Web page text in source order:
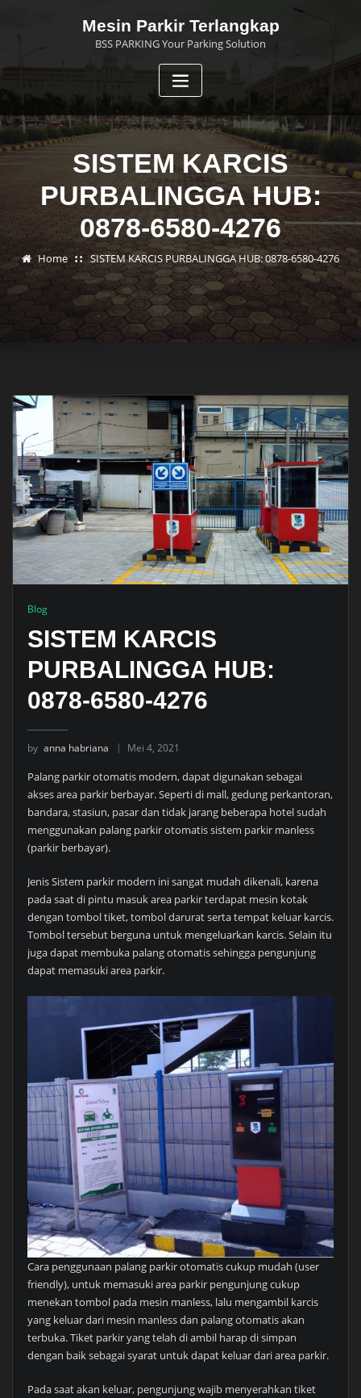
Mesin Parkir Terlangkap
BSS PARKING Your Parking Solution
SISTEM KARCIS
PURBALINGGA HUB:
0878-6580-4276
Home SISTEM KARCIS PURBALINGGA HUB: 0878-6580-4276
Blog
SISTEM KARCIS
PURBALINGGA HUB:
0878-6580-4276
by anna habriana Mei 4, 2021
Palang parkir otomatis modern, dapat digunakan sebagai
akses area parkir berbayar. Seperti di mall, gedung perkantoran,
bandara, stasiun, pasar dan tidak jarang beberapa hotel sudah
menggunakan palang parkir otomatis sistem parkir manless
(parkir berbayar).
Jenis Sistem parkir modern ini sangat mudah dikenali, karena
pada saat di pintu masuk area parkir terdapat mesin kotak
dengan tombol tiket, tombol darurat serta tempat keluar karcis.
Tombol tersebut berguna untuk mengeluarkan karcis. Selain itu
juga dapat membuka palang otomatis sehingga pengunjung
dapat memasuki area parkir.
Cara penggunaan palang parkir otomatis cukup mudah (user
friendly), untuk memasuki area parkir pengunjung cukup
menekan tombol pada mesin manless, lalu mengambil karcis
yang keluar dari mesin manless dan palang otomatis akan
terbuka. Tiket parkir yang telah di ambil harap di simpan
dengan baik sebagai syarat untuk dapat keluar dari area parkir.
Pada saat akan keluar, pengunjung wajib menyerahkan tiket